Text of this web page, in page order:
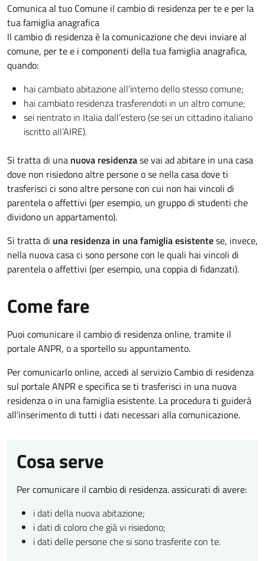
Comunica al tuo Comune il cambio di residenza per te e per la
tua famiglia anagrafica
Il cambio di residenza è la comunicazione che devi inviare al
comune, per te e i componenti della tua famiglia anagrafica,
quando:
hai cambiato abitazione all’interno dello stesso comune;
hai cambiato residenza trasferendoti in un altro comune;
sei rientrato in Italia dall’estero (se sei un cittadino italiano
iscritto all’AIRE).
Si tratta di una nuova residenzase vai ad abitare in una casa
dove non risiedono altre persone o se nella casa dove ti
trasferisci ci sono altre persone con cui non hai vincoli di
parentela o affettivi (per esempio, un gruppo di studenti che
dividono un appartamento).
Si tratta di una residenza in una famiglia esistentese, invece,
nella nuova casa ci sono persone con le quali hai vincoli di
parentela o affettivi (per esempio, una coppia di fidanzati).
Come fare
Puoi comunicare il cambio di residenza online, tramite il
portale ANPR, o a sportello su appuntamento.
Per comunicarlo online, accedi al servizio Cambio di residenza
sul portale ANPR e specifica se ti trasferisci in una nuova
residenza o in una famiglia esistente. La procedura ti guiderà
all’inserimento di tutti i dati necessari alla comunicazione.
Cosa serve
Per comunicare il cambio di residenza. assicurati di avere:
i dati della nuova abitazione;
i dati di coloro che già vi risiedono;
i dati delle persone che si sono trasferite con te.